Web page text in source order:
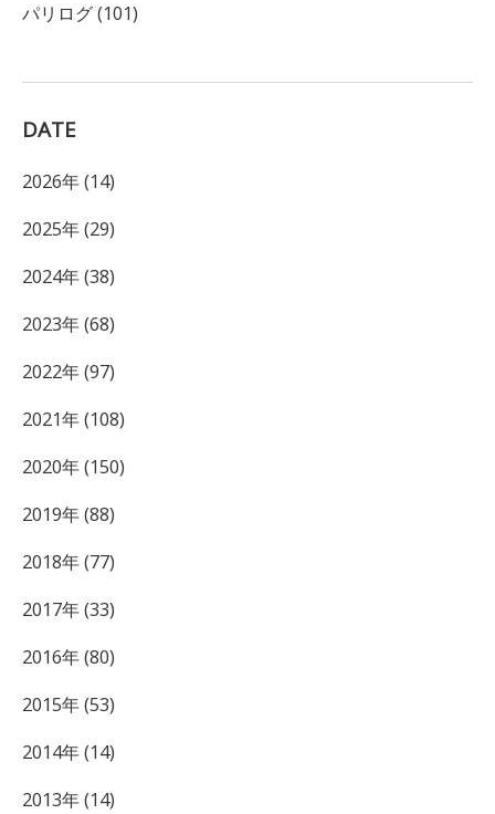
パリログ (101)
DATE
2026年 (14)
2025年 (29)
2024年 (38)
2023年 (68)
2022年 (97)
2021年 (108)
2020年 (150)
2019年 (88)
2018年 (77)
2017年 (33)
2016年 (80)
2015年 (53)
2014年 (14)
2013年 (14)